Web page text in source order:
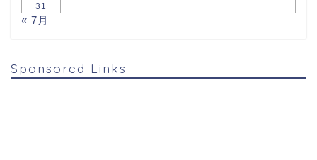
31
« 7月
Sponsored Links